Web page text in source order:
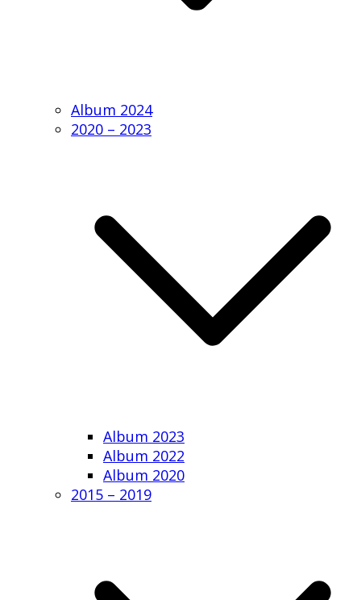
Album 2024
2020 – 2023
Album 2023
Album 2022
Album 2020
2015 – 2019